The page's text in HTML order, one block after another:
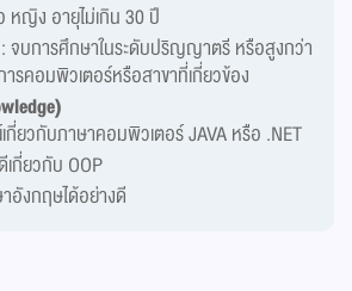
หญิง อายุไม่เกิน 30 ปี
บการศึกษาในระดับปริญญาตรี หรือสูงกว่า
ารคอมพิวเตอร์หรือสาขาที่เกี่ยวข้อง
ยวกับภาษาคอมพิวเตอร์ JAVA หรือ .NET
เกี่ยวกับ OOP
อังกฤษได้อย่างดี